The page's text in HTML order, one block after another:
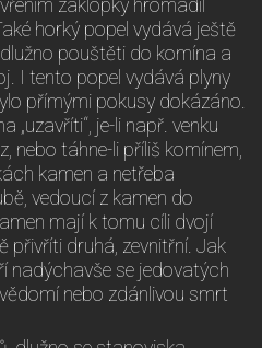
záklopky hromadil
horký popel vydává ještě
pouštěti do komína a
I tento popel vydává plyny
přímými pokusy dokázáno.
„uzavříti“, je-li např. venku
nebo táhne-li příliš komínem,
kamen a netřeba
vedoucí z kamen do
mají k tomu cíli dvojí
přivříti druhá, zevnitřní. Jak
nadýchavše se jedovatých
nebo zdánlivou smrt